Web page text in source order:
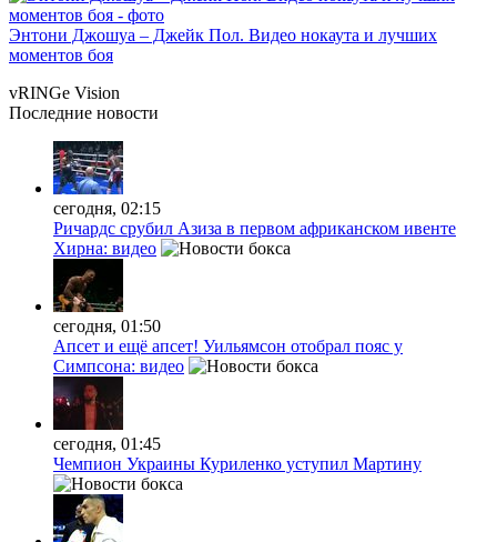
Энтони Джошуа – Джейк Пол. Видео нокаута и лучших
моментов боя
vRINGe Vision
Последние новости
сегодня, 02:15
Ричардс срубил Азиза в первом африканском ивенте
Хирна: видео
сегодня, 01:50
Апсет и ещё апсет! Уильямсон отобрал пояс у
Симпсона: видео
сегодня, 01:45
Чемпион Украины Куриленко уступил Мартину